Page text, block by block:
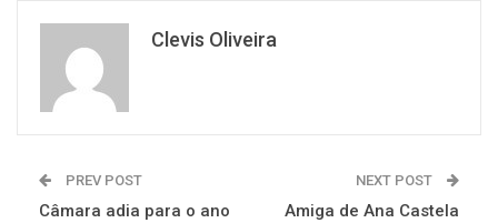
Clevis Oliveira
PREV POST
Câmara adia para o ano
NEXT POST
Amiga de Ana Castela